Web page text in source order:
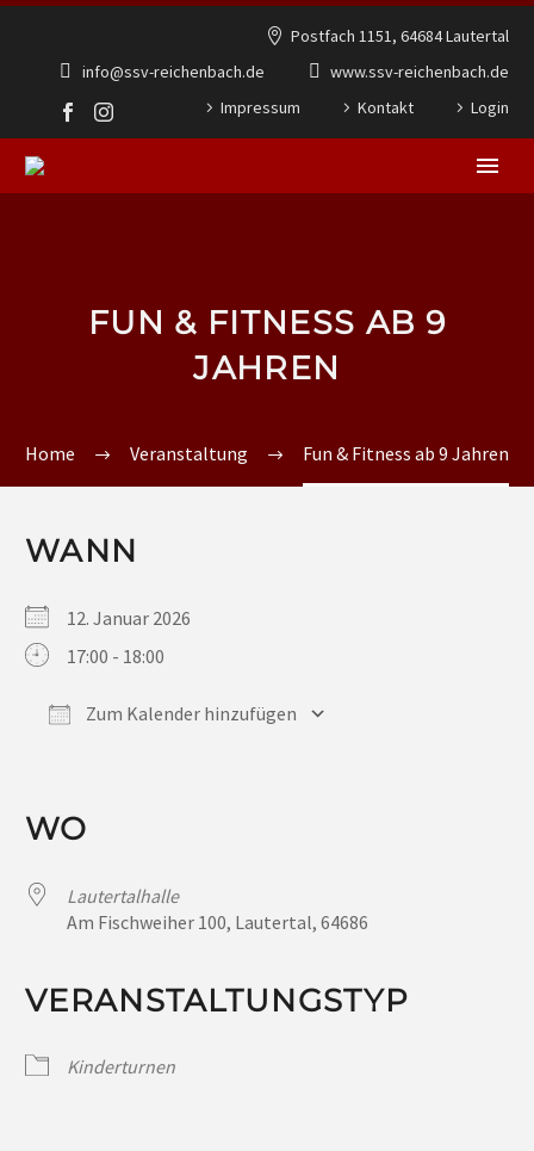
Postfach 1151, 64684 Lautertal
info@ssv-reichenbach.de
www.ssv-reichenbach.de
Impressum
Kontakt Login
FUN & FITNESS AB 9
JAHREN
Home Veranstaltung Fun & Fitness ab 9 Jahren
WANN
12. Januar 2026
17:00 - 18:00
Zum Kalender hinzufügen
WO
Lautertalhalle
Am Fischweiher 100, Lautertal, 64686
VERANSTALTUNGSTYP
Kinderturnen